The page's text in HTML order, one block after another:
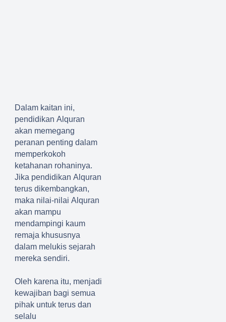
Dalam kaitan ini,
pendidikan A quran
akan memegang
peranan penting dalam
memperkokoh
ketahanan rohaninya.
Jika pendidikan A quran
terus dikembangkan,
maka nilai-nilai A quran
akan mampu
mendampingi kaum
remaja khususnya
dalam melukis sejarah
mereka sendiri.
Oleh karena itu, menjadi
kewajiban bagi semua
pihak untuk terus dan
selalu